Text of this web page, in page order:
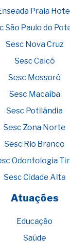
Praia
São Paulo do
Sesc Nova Cruz
Sesc Caicó
Sesc Mossoró
Sesc Macaíba
Sesc Potilândia
Sesc Zona Norte
Sesc Rio Branco
Odontologia
Sesc Cidade Alta
Atuações
Educação
Saúde